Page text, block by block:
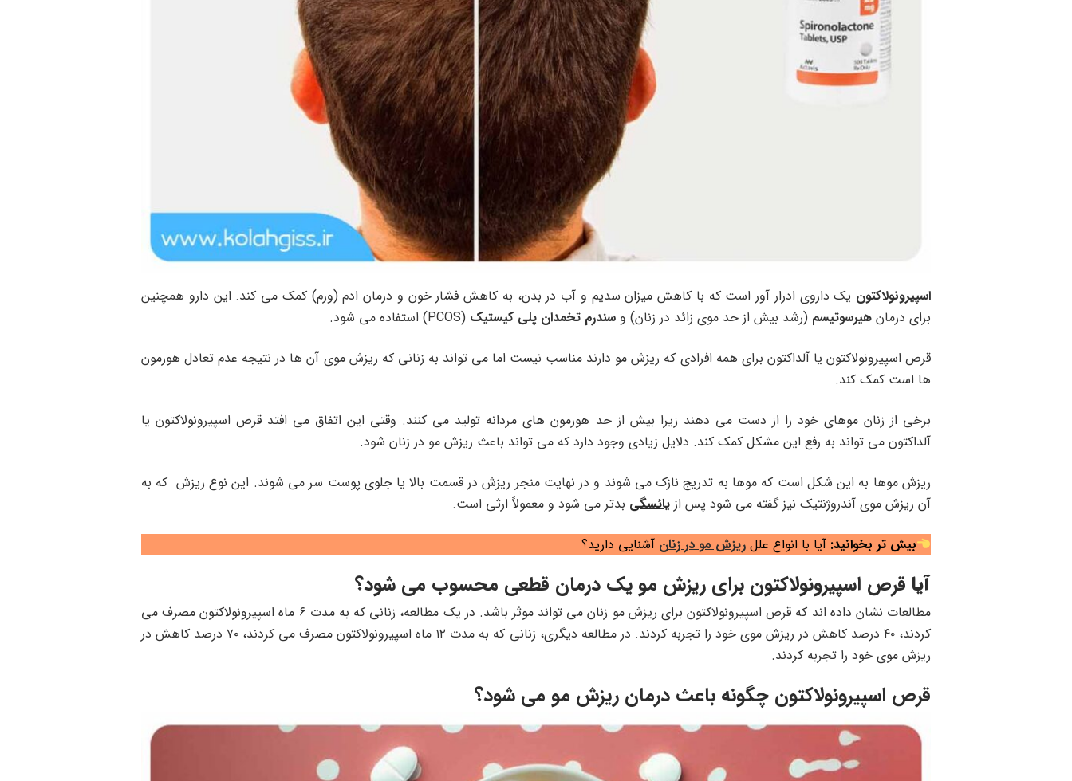
اسپیرونولاکتون یک داروی ادرار آور است که با کاهش میزان سدیم و آب در بدن، به کاهش فشار خون و درمان ادم (ورم) کمک می کند. این دارو همچنین
برای درمان هیرسوتیسم (رشد بیش از حد موی زائد در زنان) و سندرم تخمدان پلی کیستیک (PCOS) استفاده می شود.
قرص اسپیرونولاکتون یا آلداکتون برای همه افرادی که ریزش مو دارند مناسب نیست اما می تواند به زنانی که ریزش موی آن ها در نتیجه عدم تعادل هورمون
ها است کمک کند.
برخی از زنان موهای خود را از دست می دهند زیرا بیش از حد هورمون های مردانه تولید می کنند. وقتی این اتفاق می افتد قرص اسپیرونولاکتون یا
آلداکتون می تواند به رفع این مشکل کمک کند. دلایل زیادی وجود دارد که می تواند باعث ریزش مو در زنان شود.
ریزش موها به این شکل است که موها به تدریج نازک می شوند و در نهایت منجر ریزش در قسمت بالا یا جلوی پوست سر می شوند. این نوع ریزش که به
آن ریزش موی آندروژنتیک نیز گفته می شود پس از یائسگی بدتر می شود و معمولاً ارثی است.
بیش تر بخوانید: آیا با انواع عللریزش مو در زنان آشنایی دارید؟
آیا قرص اسپیرونولاکتون برای ریزش مو یک درمان قطعی محسوب می شود؟
مطالعات نشان داده اند که قرص اسپیرونولاکتون برای ریزش مو زنان می تواند موثر باشد. در یک مطالعه، زنانی که به مدت ۶ ماه اسپیرونولاکتون مصرف می
کردند، ۴۰ درصد کاهش در ریزش موی خود را تجربه کردند. در مطالعه دیگری، زنانی که به مدت ۱۲ ماه اسپیرونولاکتون مصرف می کردند، ۷۰ درصد کاهش در
ریزش موی خود را تجربه کردند.
قرص اسپیرونولاکتون چگونه باعث درمان ریزش مو می شود؟